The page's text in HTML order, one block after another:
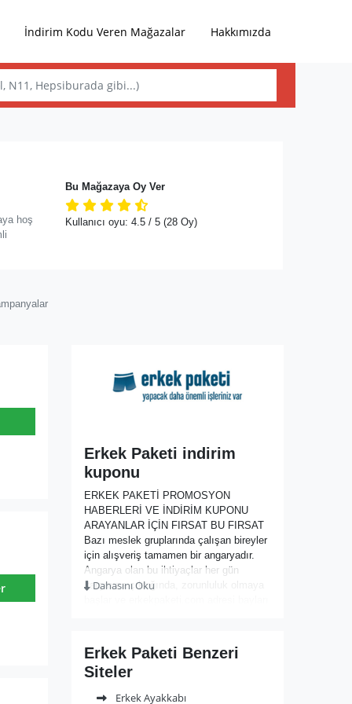
İndirim Kodu Veren Mağazalar Hakkımızda
Bu Mağazaya Oy Ver
Kullanıcı oyu: 4.5/ 5 (28 Oy)
hoş
Erkek Paketi indirim
kuponu
ERKEK PAKETİ PROMOSYON
HABERLERİ VE İNDİRİM KUPONU
ARAYANLAR İÇİN FIRSAT BU FIRSAT
Bazı meslek gruplarında çalışan bireyler
için alışveriş tamamen bir angaryadır.
Angarya olan bu ihtiyaçlar her gün
karşınıza çıktığında, zorunluluk olmaya
sunmaktadır. Takipçilerden abone
olmaları istenmekte ve ekonomik ihtiyaç
paketlerinden birinin seçilmesi
Dahasını Oku
Erkek Paketi Benzeri
Siteler
Erkek Ayakkabı